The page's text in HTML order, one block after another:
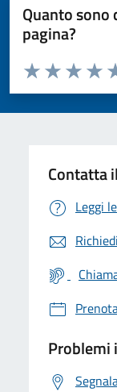
Quanto sono
pagina?
Valuta da 1 a 5 stelle
Valuta 3
Valuta 2
Valuta 1 stelle
Contatta
Leggi
Problemi